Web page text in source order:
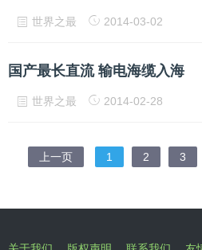
世界之最 2014-03-02
国产最长直流 输电海缆入海
世界之最 2014-02-28
上一页 1 2 3